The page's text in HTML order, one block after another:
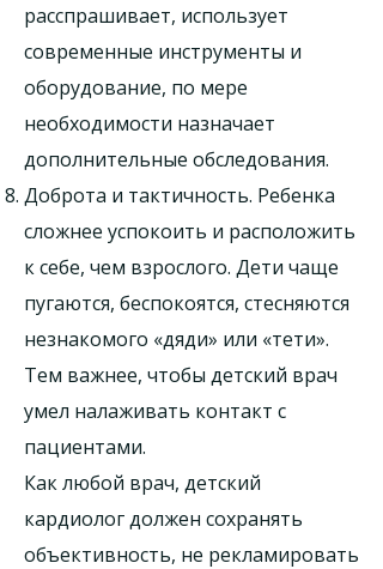
расспрашивает, использует
современные инструменты и
оборудование, по мере
необходимости назначает
дополнительные обследования.
Доброта и тактичность. Ребенка
сложнее успокоить и расположить
к себе, чем взрослого. Дети чаще
пугаются, беспокоятся, стесняются
незнакомого «дяди» или «тети».
Тем важнее, чтобы детский врач
умел налаживать контакт с
пациентами.
Как любой врач, детский
кардиолог должен сохранять
объективность, не рекламировать